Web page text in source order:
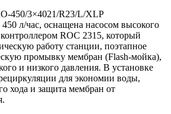
450/3×4021/R23/L/XLP
л/час, оснащена насосом высокого
ROC 2315, который
работу станции, поэтапное
промывку мембран (Flash-мойка),
и низкого давления. В установке
для экономии воды,
хода и защита мембран от